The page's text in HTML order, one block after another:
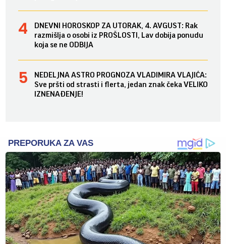
DNEVNI HOROSKOP ZA UTORAK, 4. AVGUST: Rak
razmišlja o osobi iz PROŠLOSTI, Lav dobija ponudu
koja se ne ODBIJA
NEDELJNA ASTRO PROGNOZA VLADIMIRA VLAJIĆA:
Sve pršti od strasti i flerta, jedan znak čeka VELIKO
IZNENAĐENJE!